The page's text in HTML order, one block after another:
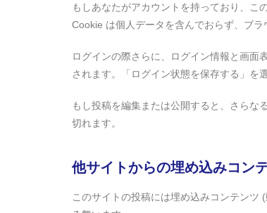
もしあなたがアカウントを持っており、こ
Cookie は個人データを含んでおらず、ブラ
ログインの際さらに、ログイン情報と画面
されます。「ログイン状態を保存する」を
もし投稿を編集または公開すると、さらな
切れます。
他サイトからの埋め込みコン
このサイトの投稿には埋め込みコンテンツ